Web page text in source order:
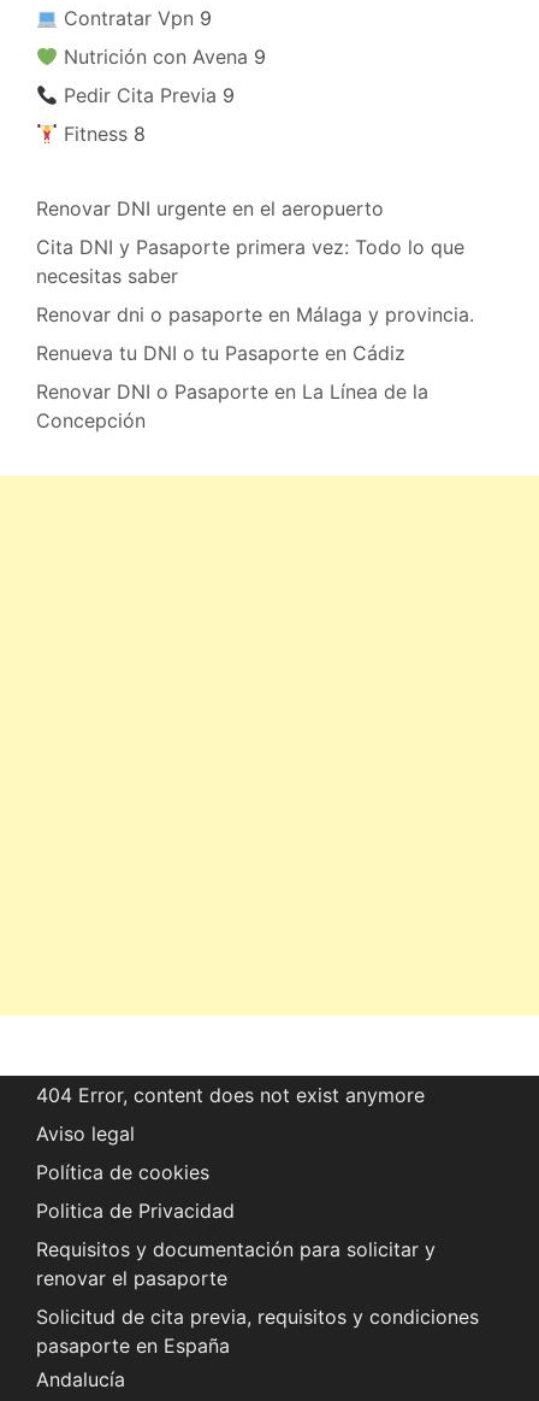
​ Contratar Vpn 9
​ Nutrición con Avena 9
​ Pedir Cita Previa 9
​ Fitness 8
Renovar DNI urgente en el aeropuerto
Cita DNI y Pasaporte primera vez: Todo lo que
necesitas saber
Renovar dni o pasaporte en Málaga y provincia.
Renueva tu DNI o tu Pasaporte en Cádiz
Renovar DNI o Pasaporte en La Línea de la
Concepción
404 Error, content does not exist anymore
Aviso legal
Política de cookies
Politica de Privacidad
Requisitos y documentación para solicitar y
renovar el pasaporte
Solicitud de cita previa, requisitos y condiciones
pasaporte en España
Andalucía